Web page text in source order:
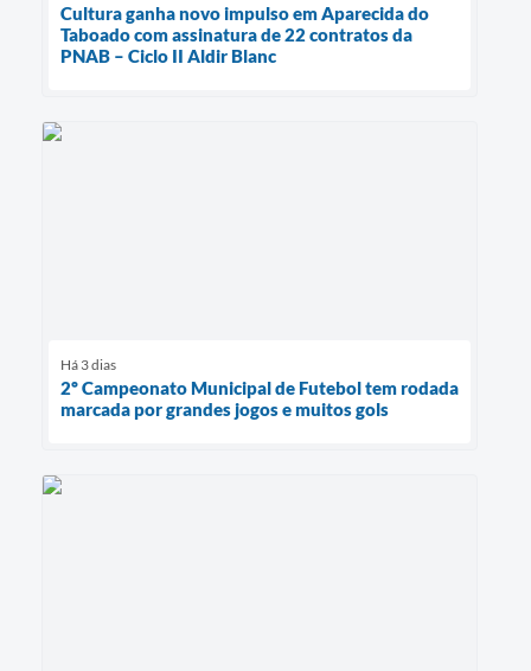
Cultura ganha novo impulso em Aparecida do
Taboado com assinatura de 22 contratos da
PNAB – Ciclo II Aldir Blanc
Há 3 dias
2º Campeonato Municipal de Futebol tem rodada
marcada por grandes jogos e muitos gols